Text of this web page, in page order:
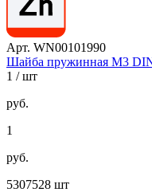
Арт. WN00101990
Шайба пружинная М3 DIN
1 / шт
руб.
1
руб.
5307528 шт